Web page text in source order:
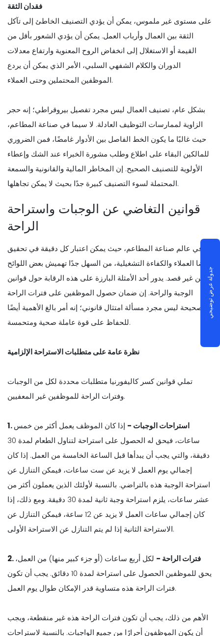
فقدان الثقة
على مستوى غير ملموس، يمكن أن يؤدي التصنيف الخاطئ إلى تآكل
الثقة بين العمال وأرباب العمل. يمكن أن يؤدي الشعور بأقل من
القيمة أو الاستغلال إلى انخفاض الروح المعنوية وارتفاع معدلات
الدوران والكلام الشفهي السلبي، الأمر الذي يمكن أن يردع
الموظفين المحتملين وحتى العملاء.
بشكل عام، تصنيف العمال ليس مجرد تفصيل بيروقراطي؛ إنه حجر
الزاوية لممارسات التوظيف العادلة. لا سيما في صناعة المطاعم،
حيث غالبًا ما يكون الخط الفاصل بين الأدوار غامضًا، فمن الضروري
للمالكين البقاء على اطلاع وطلب مشورة الخبراء عند الشك وإعطاء
الأولوية للتصنيف الصحيح. إن المخاطر المالية والقانونية والسمعة
المحتملة لسوء التصنيف كبيرة جدًا بحيث لا يمكن تجاهلها.
قوانين التغاضي عن الوجبات واستراحة
الراحة
في عالم صناعة المطاعم، حيث يمكن اعتبار كل دقيقة في تحقيق
رضا العملاء والكفاءة التشغيلية، من السهل جدًا تهميش بعض اللوائح
عن غير قصد. يدور أحد الأمثلة البارزة على هذه الرقابة حول قوانين
الوجبة والراحة. إن ضمان حصول الموظفين على فترات الراحة
الصحيحة ليس مجرد مسألة امتثال قانوني؛ إنه أمر بالغ الأهمية أيضًا
للحفاظ على قوة عاملة صحية ومتحمسة.
نظرة عامة على متطلبات الاستراحة الإلزامية
تملي قوانين كسر كاليفورنيا متطلبات محددة لكل من الوجبات
وفترات الراحة للموظفين غير المعفيين.
1. استراحات الوجبات - إذا كان الموظف يعمل أكثر من خمس
ساعات، فيحق له الحصول على استراحة لتناول الطعام لمدة 30
دقيقة، والتي يجب أن يبدأها قبل الساعة الخامسة من العمل. إذا كان
إجمالي يوم العمل لا يزيد عن ست ساعات، فيمكن التنازل عن
استراحة الوجبة هذه بالتراضي. بالنسبة لأولئك الذين يعملون أكثر من
عشر ساعات، يلزم استراحة وجبة ثانية لمدة 30 دقيقة. ومع ذلك، إذا
كان إجمالي ساعات العمل لا يزيد عن 12 ساعة، فيمكن التنازل عن
الاستراحة الثانية إذا لم يتم التنازل عن الاستراحة الأولى.
2. فترات الراحة - لكل أربع ساعات (أو جزء كبير منها) من العمل،
يحق للموظفين الحصول على استراحة لمدة 10 دقائق. يجب أن تكون
فترات الراحة هذه متساوية قدر الإمكان طوال يوم العمل.
الأهم من ذلك، يجب أن تكون فترات الراحة هذه غير منقطعة، ويجب
أن يكون الموظفون أحرارًا من جميع الواجبات. بالنسبة لاستراحات
جدولة عرض توضيحي